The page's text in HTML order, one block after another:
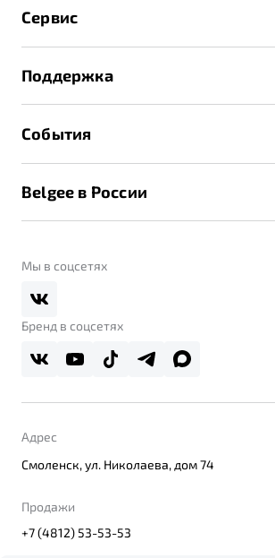
Записаться на тест-драйв
Получить предложение
Трейд-ин
Страхование
Расчет КАСКО
Сервис
Руководство по эксплуатации
Техническое обслуживание
Калькулятор ТО
Поддержка
Помощь на дорогах
Belgee Линк
Реферальная программа
События
Контакты
Belgee в России
О дилерском центре
Правовая информация
Мы в соцсетях
Бренд в соцсетях
Адрес
Смоленск, ул. Николаева, дом 74
Продажи
+7 (4812) 53-53-53